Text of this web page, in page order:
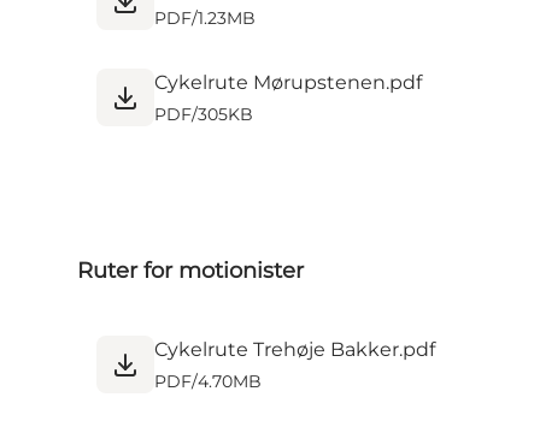
PDF/1.23MB
Cykelrute Mørupstenen.pdf
PDF/305KB
Ruter for motionister
Cykelrute Trehøje Bakker.pdf
PDF/4.70MB